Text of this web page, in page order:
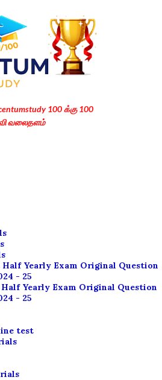
to main content
100 க்கு 100
வலைதளம்
Yearly Exam Original Question
- 25
Yearly Exam Original Question
- 25
test